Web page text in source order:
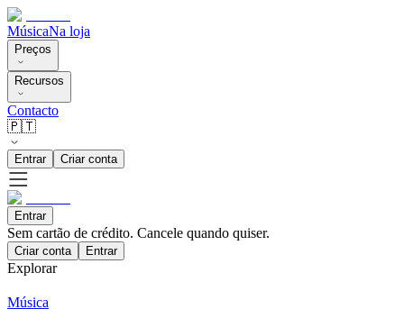
MúsicaNa loja
Preços
Recursos
Contacto
🇵🇹
Entrar Criar conta
Entrar
Sem cartão de crédito. Cancele quando quiser.
Criar conta Entrar
Explorar
Música